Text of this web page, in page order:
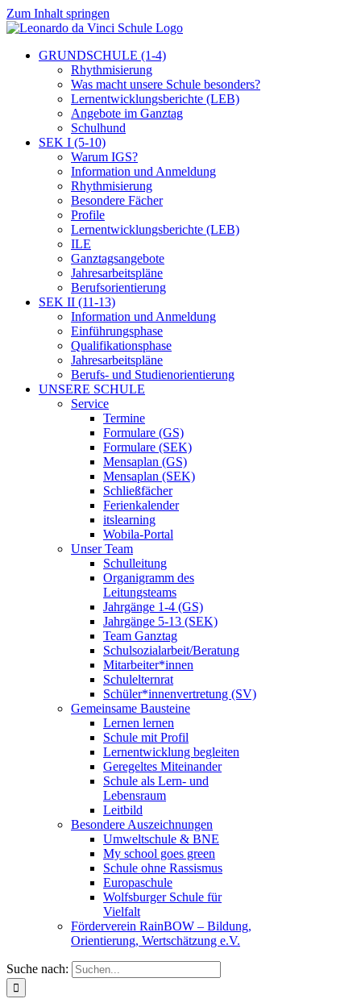
Zum Inhalt springen
GRUNDSCHULE (1-4)
Rhythmisierung
Was macht unsere Schule besonders?
Lernentwicklungsberichte (LEB)
Angebote im Ganztag
Schulhund
SEK I (5-10)
Warum IGS?
Information und Anmeldung
Rhythmisierung
Besondere Fächer
Profile
Lernentwicklungsberichte (LEB)
ILE
Ganztagsangebote
Jahresarbeitspläne
Berufsorientierung
SEK II (11-13)
Information und Anmeldung
Einführungsphase
Qualifikationsphase
Jahresarbeitspläne
Berufs- und Studienorientierung
UNSERE SCHULE
Service
Termine
Formulare (GS)
Formulare (SEK)
Mensaplan (GS)
Mensaplan (SEK)
Schließfächer
Ferienkalender
itslearning
Wobila-Portal
Unser Team
Schulleitung
Organigramm des
Leitungsteams
Jahrgänge 1-4 (GS)
Jahrgänge 5-13 (SEK)
Team Ganztag
Schulsozialarbeit/Beratung
Mitarbeiter*innen
Schulelternrat
Schüler*innenvertretung (SV)
Gemeinsame Bausteine
Lernen lernen
Schule mit Profil
Lernentwicklung begleiten
Geregeltes Miteinander
Schule als Lern- und
Lebensraum
Leitbild
Besondere Auszeichnungen
Umweltschule & BNE
My school goes green
Schule ohne Rassismus
Europaschule
Wolfsburger Schule für
Vielfalt
Förderverein RainBOW – Bildung,
Orientierung, Wertschätzung e.V.
Suche nach: